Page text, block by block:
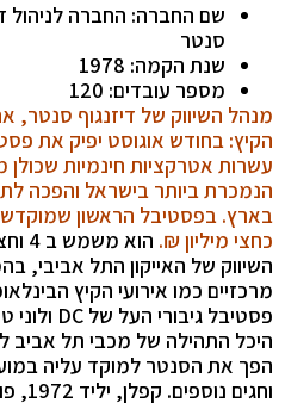
שם החברה: החברה לניהול
סנטר
שנת הקמה: 1978
מספר עובדים: 120
מנהל השיווק של דיזנגוף סנטר,
הקיץ: בחודש אוגוסט יפיק את
עשרות אטרקציות חינמיות
הנמכרת ביותר בישראל והפכה
בארץ. בפסטיבל הראשון
כחצי מיליון ₪.
השיווק של האייקון התל אביבי,
מרכזיים כמו אירועי הקיץ
פסטיבל גיבורי העל של DC
היכל התהילה של מכבי תל
הפך את הסנטר למוקד עליה
וחגים נוספים.